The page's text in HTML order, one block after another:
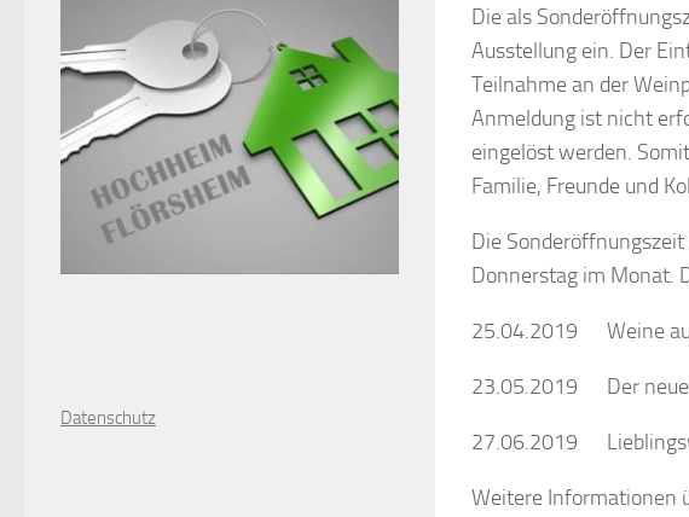
Die als
Ausstellung ein. Der
Teilnahme an der
Anmeldung ist nicht
eingelöst werden.
Familie, Freunde und
Die
Donnerstag im Monat.
25.04.2019 Weine
23.05.2019 Der neue
27.06.2019
Weitere Informationen
Datenschutz